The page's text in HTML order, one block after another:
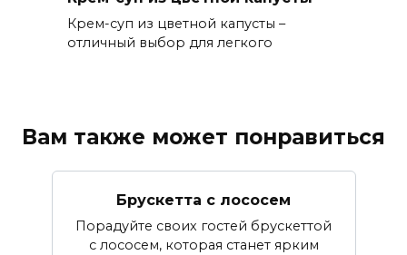
Крем-суп из цветной капусты –
отличный выбор для легкого
Вам также может понравиться
Брускетта с лососем
Порадуйте своих гостей брускеттой
с лососем, которая станет ярким